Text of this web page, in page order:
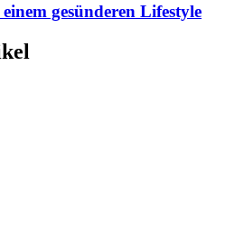
gesünderen Lifestyle